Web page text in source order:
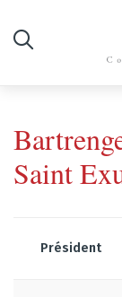
Saint
Président